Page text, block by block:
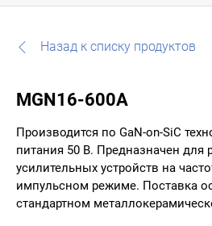
Назад к списку продуктов
MGN16-600A
Производится по GaN-on-SiC
питания 50 В. Предназначен для
усилительных устройств на
импульсном режиме. Поставка
стандартном